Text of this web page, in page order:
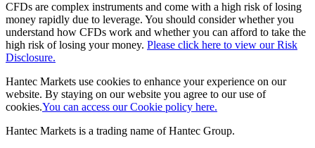
CFDs are complex instruments and come with a high risk of losing
money rapidly due to leverage. You should consider whether you
understand how CFDs work and whether you can afford to take the
high risk of losing your money. Please click here to view our Risk
Disclosure.
Hantec Markets use cookies to enhance your experience on our
website. By staying on our website you agree to our use of
cookies.You can access our Cookie policy here.
Hantec Markets is a trading name of Hantec Group.